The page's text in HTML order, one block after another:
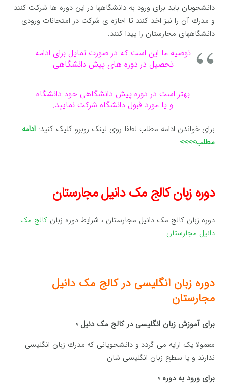
دانشجویان باید برای ورود به دانشگاهها در این دوره ها شركت كنند
و مدرك آن را نیز اخذ كنند تا اجازه ی شركت در امتحانات ورودی
دانشگاههای مجارستان را پیدا كنند.
توصیه ما این است که در صورت تمایل برای ادامه
تحصیل در دوره های پیش دانشگاهی
بهتر است در دوره پیش دانشگاهی خود دانشگاه
و یا مورد قبول دانشگاه شرکت نمایید.
برای خواندن ادامه مطلب لطفا روی لینک روبرو کلیک کنید:ادامه
مطلب>>>>
دوره زبان کالج مک دانیل مجارستان
دوره زبان کالج مک دانیل مجارستان ، شرایط دوره زبانکالج مک
دانیل مجارستان
دوره زبان انگلیسی در کالج مک دانیل
مجارستان
برای آموزش زبان انگلیسی در کالج مک دنیل ؛
معمولا یک ارایه می گردد و دانشجویانی كه مدرك زبان انگلیسی
ندارند و یا سطح زبان انگلیسی شان
برای ورود به دوره ؛